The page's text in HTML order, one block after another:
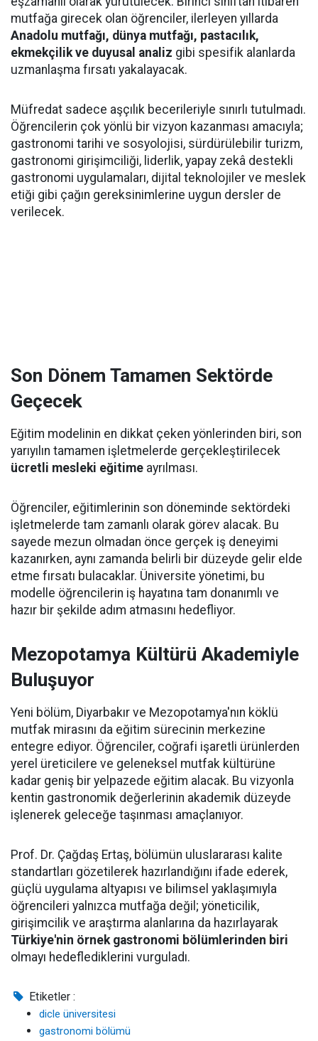
mutfağa girecek olan öğrenciler, ilerleyen yıllarda
Anadolu mutfağı, dünya mutfağı, pastacılık,
ekmekçilik ve duyusal analiz gibi spesifik alanlarda
uzmanlaşma fırsatı yakalayacak.
Müfredat sadece aşçılık becerileriyle sınırlı tutulmadı.
Öğrencilerin çok yönlü bir vizyon kazanması amacıyla;
gastronomi tarihi ve sosyolojisi, sürdürülebilir turizm,
gastronomi girişimciliği, liderlik, yapay zekâ destekli
gastronomi uygulamaları, dijital teknolojiler ve meslek
etiği gibi çağın gereksinimlerine uygun dersler de
verilecek.
Son Dönem Tamamen Sektörde
Geçecek
Eğitim modelinin en dikkat çeken yönlerinden biri, son
yarıyılın tamamen işletmelerde gerçekleştirilecek
ücretli mesleki eğitime ayrılması.
Öğrenciler, eğitimlerinin son döneminde sektördeki
işletmelerde tam zamanlı olarak görev alacak. Bu
sayede mezun olmadan önce gerçek iş deneyimi
kazanırken, aynı zamanda belirli bir düzeyde gelir elde
etme fırsatı bulacaklar. Üniversite yönetimi, bu
modelle öğrencilerin iş hayatına tam donanımlı ve
hazır bir şekilde adım atmasını hedefliyor.
Mezopotamya Kültürü Akademiyle
Buluşuyor
Yeni bölüm, Diyarbakır ve Mezopotamya'nın köklü
mutfak mirasını da eğitim sürecinin merkezine
entegre ediyor. Öğrenciler, coğrafi işaretli ürünlerden
yerel üreticilere ve geleneksel mutfak kültürüne
kadar geniş bir yelpazede eğitim alacak. Bu vizyonla
kentin gastronomik değerlerinin akademik düzeyde
işlenerek geleceğe taşınması amaçlanıyor.
Prof. Dr. Çağdaş Ertaş, bölümün uluslararası kalite
standartları gözetilerek hazırlandığını ifade ederek,
güçlü uygulama altyapısı ve bilimsel yaklaşımıyla
öğrencileri yalnızca mutfağa değil; yöneticilik,
girişimcilik ve araştırma alanlarına da hazırlayarak
Türkiye'nin örnek gastronomi bölümlerinden biri
olmayı hedeflediklerini vurguladı.
Etiketler :
dicle üniversitesi
gastronomi bölümü